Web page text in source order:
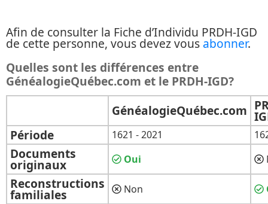
Afin de consulter la Fiche d’Individu PRDH-IGD
de cette personne, vous devez vous abonner.
Quelles sont les différences entre
GénéalogieQuébec.com et le PRDH-IGD?
GénéalogieQuébec.com
Période
1621 - 2021
Documents
originaux Oui
Reconstructions
familiales Non